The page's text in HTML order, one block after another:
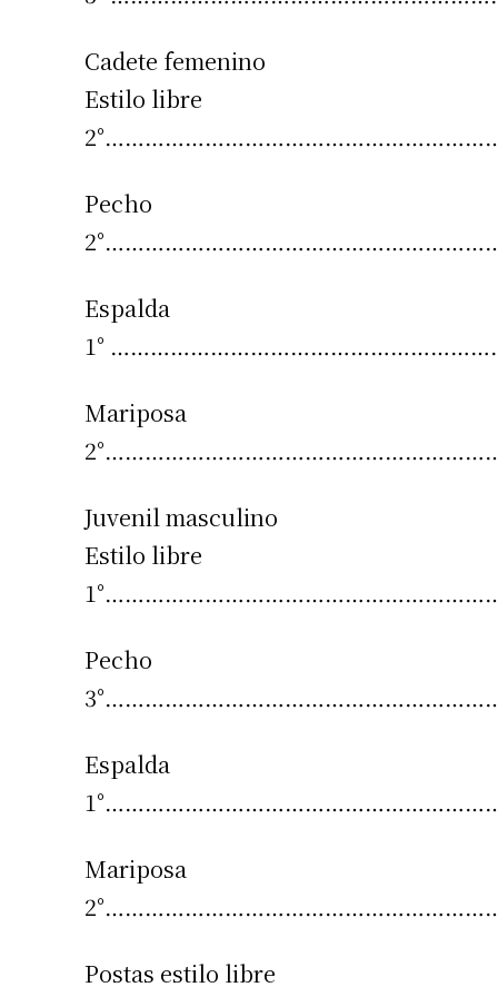
Cadete femenino
Estilo libre
2°……………………………………………………….
Pecho
2°……………………………………………………
Espalda
1°
Mariposa
2°…………………………………………………….
Juvenil masculino
Estilo libre
1°…………………………………………………….
Pecho
3°…………………………………………………….
Espalda
1°…………………………………………………….
Mariposa
2°……………………………………………………….
Postas estilo libre